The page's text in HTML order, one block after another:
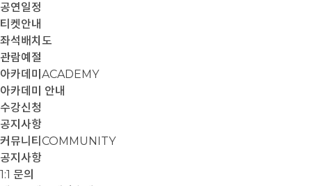
공연일정
티켓안내
좌석배치도
관람예절
아카데미 ACADEMY
아카데미 안내
수강신청
공지사항
커뮤니티 COMMUNITY
공지사항
1:1 문의